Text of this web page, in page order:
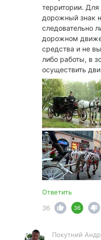
территории.
дорожный знак
следовательно
дорожном
средства и не
либо работы, в
осуществить
Ответить
36
36
Покутний